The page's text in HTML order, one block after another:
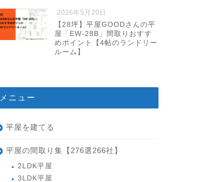
2026年5月20日
【28坪】平屋GOODさんの平
屋「EW-28B」間取りおすす
めポイント【4帖のランドリー
ルーム】
メニュー
平屋を建てる
平屋の間取り集【276選266社】
2LDK平屋
3LDK平屋